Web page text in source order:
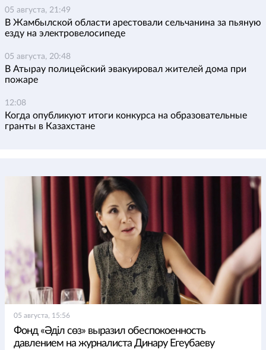
05 августа, 21:49
В Жамбылской области арестовали сельчанина за пьяную
езду на электровелосипеде
05 августа, 20:48
В Атырау полицейский эвакуировал жителей дома при
пожаре
12:08
Когда опубликуют итоги конкурса на образовательные
гранты в Казахстане
05 августа, 15:56
Фонд «Әділ сөз» выразил обеспокоенность
давлением на журналиста Динару Егеубаеву